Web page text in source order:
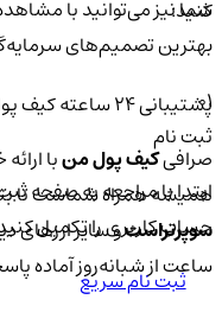
شما نیز می‌توانید با
بهترین تصمیم‌های
پشتیبانی ۲۴ ساعته کیف پول من
صرافیکیف پول منبا
همیشه همراه شماست تا
سوپرتراستو سایر ارزهای
ساعت از شبانه‌روز آماده
کنید:
01
ثبت نام
ابتدا با مراجعه به صفحه
حساب کاربری را تکمیل کنید.
ثبت نام سریع